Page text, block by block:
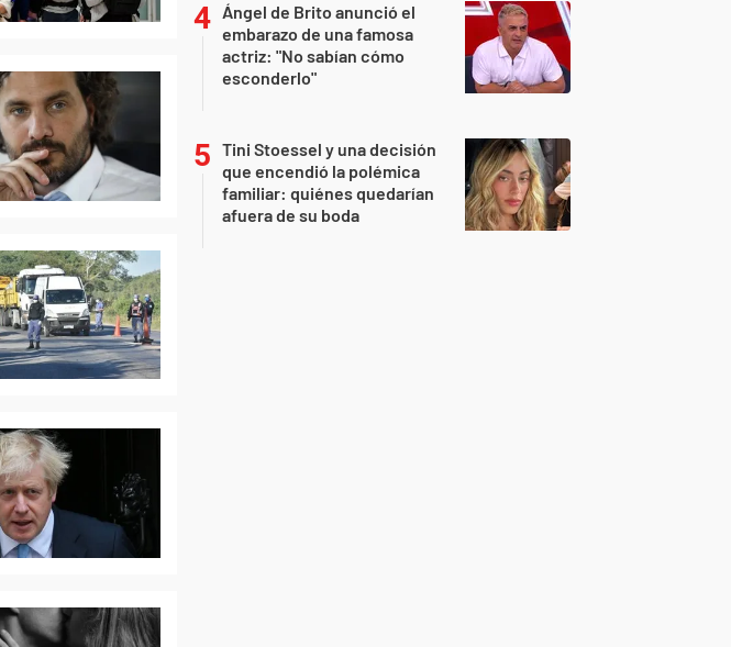
Ángel de Brito anunció el
embarazo de una famosa
actriz: "No sabían cómo
esconderlo"
Tini Stoessel y una decisión
que encendió la polémica
familiar: quiénes quedarían
afuera de su boda